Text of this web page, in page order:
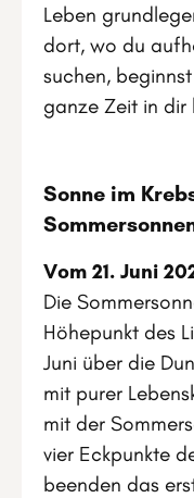
Leben
dort, wo du
suchen,
ganze Zeit in dir
Sonne im
Vom 21. Juni
Die
Höhepunkt des
Juni über die
mit purer
mit der
vier Eckpunkte
beenden das